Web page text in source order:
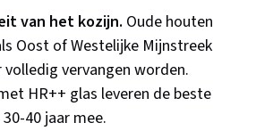
van het kozijn. Oude houten
Oost of Westelijke Mijnstreek
vervangen worden.
HR++ glas leveren de beste
40 jaar mee.